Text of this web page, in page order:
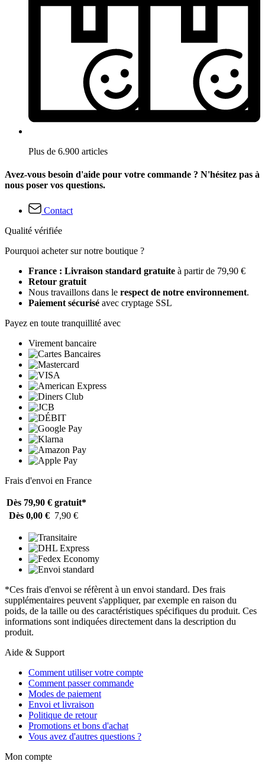
Plus de 6.900 articles
Avez-vous besoin d'aide pour votre commande ? N'hésitez pas à
nous poser vos questions.
Contact
Qualité vérifiée
Pourquoi acheter sur notre boutique ?
France : Livraison standard gratuite à partir de 79,90 €
Retour gratuit
Nous travaillons dans le respect de notre environnement.
Paiement sécurisé avec cryptage SSL
Payez en toute tranquillité avec
Virement bancaire
Frais d'envoi en France
Dès 79,90 € gratuit*
Dès 0,00 € 7,90 €
*Ces frais d'envoi se réfèrent à un envoi standard. Des frais
supplémentaires peuvent s'appliquer, par exemple en raison du
poids, de la taille ou des caractéristiques spécifiques du produit. Ces
informations sont indiquées directement dans la description du
produit.
Aide & Support
Comment utiliser votre compte
Comment passer commande
Modes de paiement
Envoi et livraison
Politique de retour
Promotions et bons d'achat
Vous avez d'autres questions ?
Mon compte